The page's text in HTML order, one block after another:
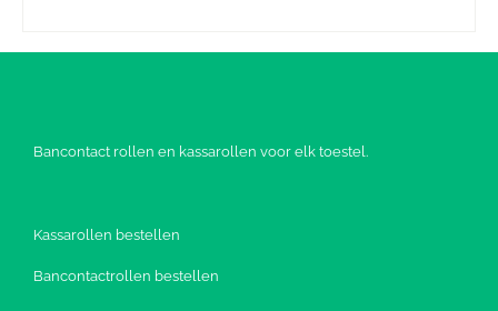
Bancontact rollen en kassarollen voor elk toestel.
Kassarollen bestellen
Bancontactrollen bestellen